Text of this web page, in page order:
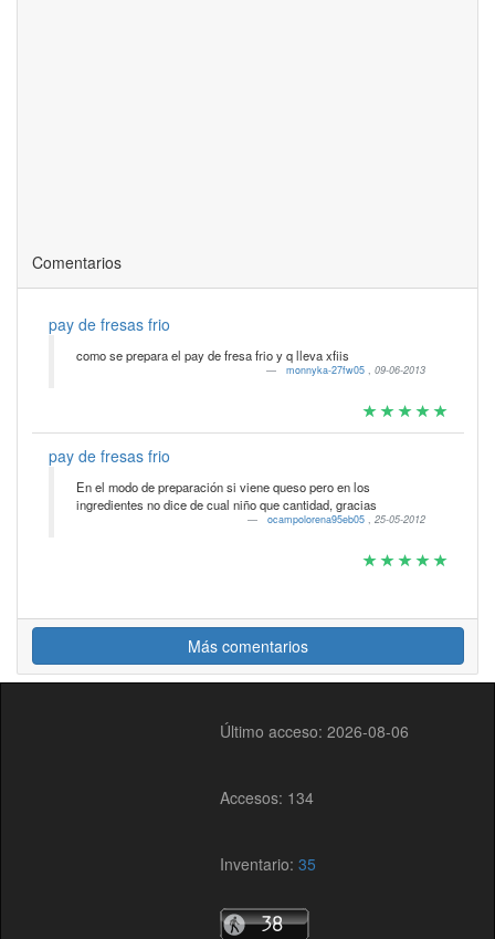
Comentarios
pay de fresas frio
como se prepara el pay de fresa frio y q lleva xfiis
monnyka-27fw05 , 09-06-2013
pay de fresas frio
En el modo de preparación si viene queso pero en los
ingredientes no dice de cual niño que cantidad, gracias
ocampolorena95eb05 , 25-05-2012
Más comentarios
Último acceso: 2026-08-06
Accesos: 134
Inventario:35